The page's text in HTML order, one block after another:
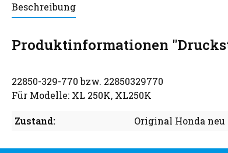
Beschreibung
Produktinformationen
22850-329-770 bzw. 22850329770
Für Modelle: XL 250K, XL250K
Zustand: Original Honda neu